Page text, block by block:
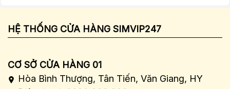
HỆ THỐNG CỬA HÀNG SIMVIP247
CƠ SỞ CỬA HÀNG 01
Hòa Bình Thượng, Tân Tiến, Văn Giang, HY